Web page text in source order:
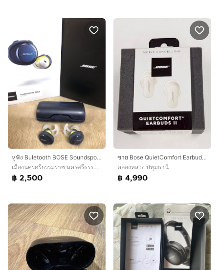
หูฟัง Buletooth BOSE Soundsport Free
เมืองนครศรีธรรมราช นครศรีธรรมราช
฿ 2,500
ขาย Bose QuietComfort Earbuds 2 ( Soapstone ) True Wireless ตัดเสียงตัวท็อป
คลองหลวง ปทุมธานี
฿ 4,990